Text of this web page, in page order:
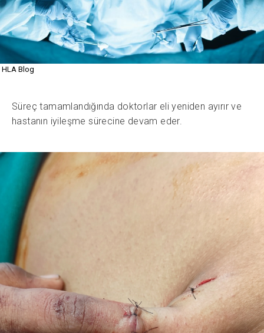
HLA Blog
Süreç tamamlandığında doktorlar eli yeniden ayırır ve
hastanın iyileşme sürecine devam eder.